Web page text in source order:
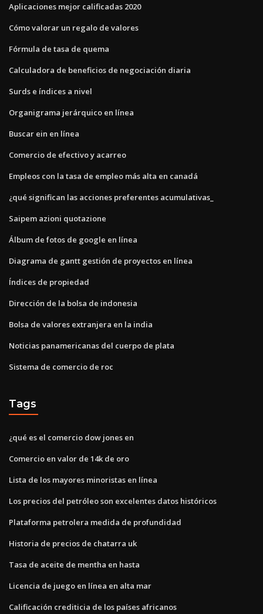
Aplicaciones mejor calificadas 2020
Cómo valorar un regalo de valores
Fórmula de tasa de quema
Calculadora de beneficios de negociación diaria
Surds e índices a nivel
Organigrama jerárquico en línea
Buscar ein en línea
Comercio de efectivo y acarreo
Empleos con la tasa de empleo más alta en canadá
¿qué significan las acciones preferentes acumulativas_
Saipem azioni quotazione
Álbum de fotos de google en línea
Diagrama de gantt gestión de proyectos en línea
Índices de propiedad
Dirección de la bolsa de indonesia
Bolsa de valores extranjera en la india
Noticias panamericanas del cuerpo de plata
Sistema de comercio de roc
Tags
¿qué es el comercio dow jones en
Comercio en valor de 14k de oro
Lista de los mayores minoristas en línea
Los precios del petróleo son excelentes datos históricos
Plataforma petrolera medida de profundidad
Historia de precios de chatarra uk
Tasa de aceite de mentha en hasta
Licencia de juego en línea en alta mar
Calificación crediticia de los países africanos